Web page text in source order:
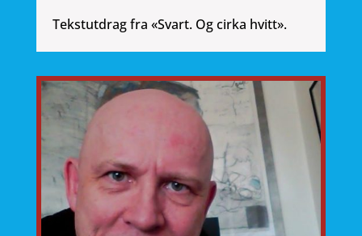
Tekstutdrag fra «Svart. Og cirka hvitt».